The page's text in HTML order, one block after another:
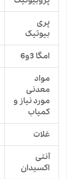
پری
بیوتیک
امگا 3و6
مواد
معدنی
مورد نیاز و
کمیاب
غلات
آنتی
اکسیدان